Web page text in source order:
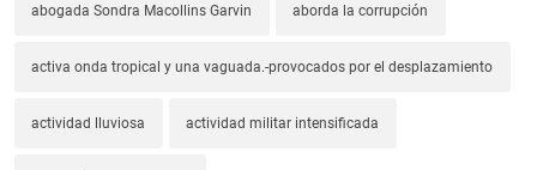
abogada Sondra Macollins Garvin aborda la corrupción
activa onda tropical y una vaguada.-provocados por el desplazamiento
actividad lluviosa actividad militar intensificada